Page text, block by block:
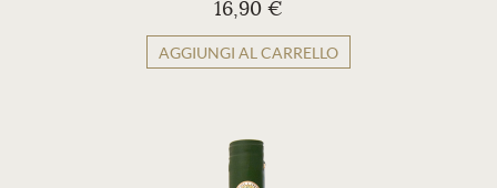
16,90 €
AGGIUNGI AL CARRELLO